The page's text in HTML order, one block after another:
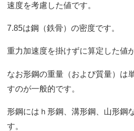
速度を考慮した値です。
7.85は鋼（鉄骨）の密度です。
重力加速度を掛けずに算定した値
なお形鋼の重量（および質量）は
すのが一般的です。
形鋼にはｈ形鋼、溝形鋼、山形鋼
す。